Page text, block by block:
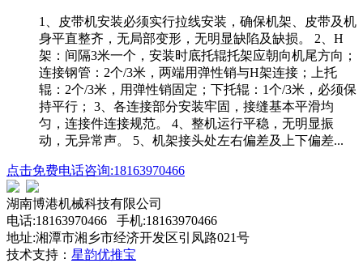
1、皮带机安装必须实行拉线安装，确保机架、皮带及机
身平直整齐，无局部变形，无明显缺陷及缺损。 2、H
架：间隔3米一个，安装时底托辊托架应朝向机尾方向；
连接钢管：2个/3米，两端用弹性销与H架连接；上托
辊：2个/3米，用弹性销固定；下托辊：1个/3米，必须保
持平行； 3、各连接部分安装牢固，接缝基本平滑均
匀，连接件连接规范。 4、整机运行平稳，无明显振
动，无异常声。 5、机架接头处左右偏差及上下偏差...
点击免费电话咨询:18163970466
湖南博港机械科技有限公司
电话:18163970466 手机:18163970466
地址:湘潭市湘乡市经济开发区引凤路021号
技术支持： 星韵优推宝